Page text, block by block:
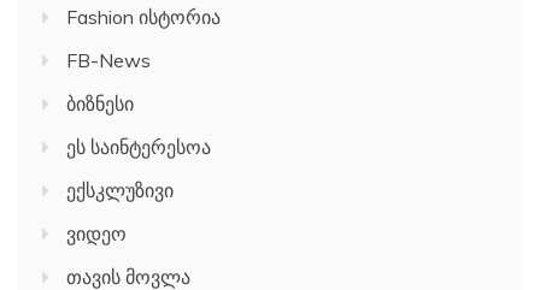
Fashion ისტორია
FB-News
ბიზნესი
ეს საინტერესოა
ექსკლუზივი
ვიდეო
თავის მოვლა